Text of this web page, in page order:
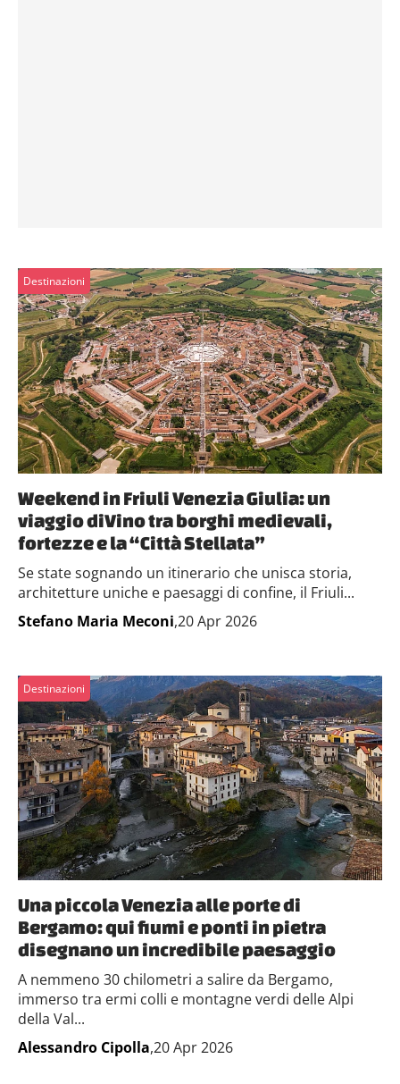
Destinazioni
Weekend in Friuli Venezia Giulia: un
viaggio diVino tra borghi medievali,
fortezze e la “Città Stellata”
Se state sognando un itinerario che unisca storia,
architetture uniche e paesaggi di confine, il Friuli...
Stefano Maria Meconi,20 Apr 2026
Destinazioni
Una piccola Venezia alle porte di
Bergamo: qui fiumi e ponti in pietra
disegnano un incredibile paesaggio
A nemmeno 30 chilometri a salire da Bergamo,
immerso tra ermi colli e montagne verdi delle Alpi
della Val...
Alessandro Cipolla,20 Apr 2026